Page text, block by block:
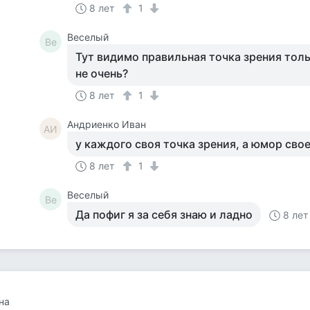
8 лет 1
Ве Веселый
Тут видимо правильная точка зрения
не очень?
8 лет 1
АИ Андриенко Иван
у каждого своя точка зрения, а юмор
8 лет 1
Ве Веселый
Да пофиг я за себя знаю и ладно 8 лет